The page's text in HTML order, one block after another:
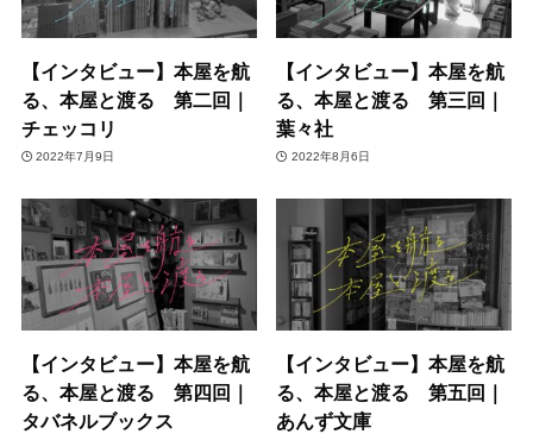
【インタビュー】本屋を航
る、本屋と渡る 第二回｜
チェッコリ
2022年7月9日
【インタビュー】本屋を航
る、本屋と渡る 第三回｜
葉々社
2022年8月6日
【インタビュー】本屋を航
る、本屋と渡る 第四回｜
タバネルブックス
【インタビュー】本屋を航
る、本屋と渡る 第五回｜
あんず文庫